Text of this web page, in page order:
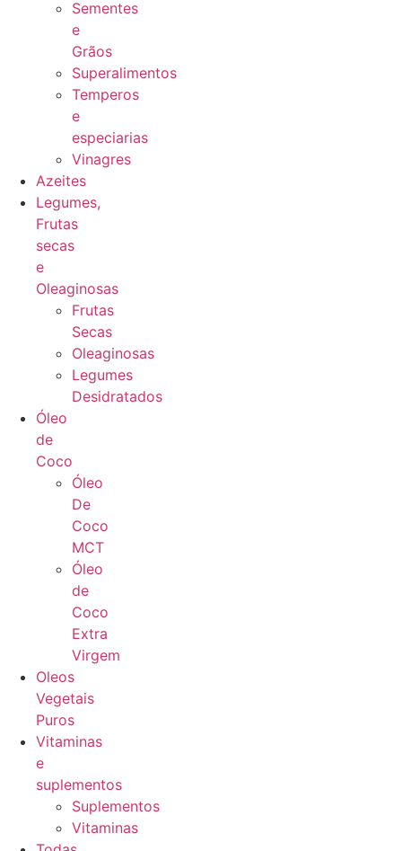
Sementes
e
Grãos
Superalimentos
Temperos
e
especiarias
Vinagres
Azeites
Legumes,
Frutas
secas
e
Oleaginosas
Frutas
Secas
Oleaginosas
Legumes
Desidratados
Óleo
de
Coco
Óleo
De
Coco
MCT
Óleo
de
Coco
Extra
Virgem
Oleos
Vegetais
Puros
Vitaminas
e
suplementos
Suplementos
Vitaminas